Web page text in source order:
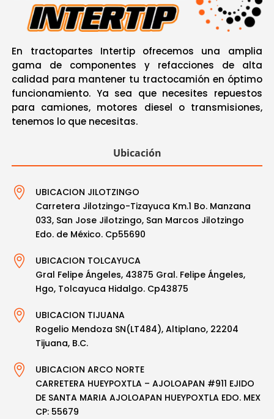
En tractopartes Intertip ofrecemos una amplia
gama de componentes y refacciones de alta
calidad para mantener tu tractocamión en óptimo
funcionamiento. Ya sea que necesites repuestos
para camiones, motores diesel o transmisiones,
tenemos lo que necesitas.
Ubicación

UBICACION JILOTZINGO
Carretera Jilotzingo-Tizayuca Km.1 Bo. Manzana
033, San Jose Jilotzingo, San Marcos Jilotzingo
Edo. de México. Cp55690

UBICACION TOLCAYUCA
Gral Felipe Ángeles, 43875 Gral. Felipe Ángeles,
Hgo, Tolcayuca Hidalgo. Cp43875

UBICACION TIJUANA
Rogelio Mendoza SN(LT484), Altiplano, 22204
Tijuana, B.C.

UBICACION ARCO NORTE
CARRETERA HUEYPOXTLA – AJOLOAPAN #911 EJIDO
DE SANTA MARIA AJOLOAPAN HUEYPOXTLA EDO. MEX
CP: 55679